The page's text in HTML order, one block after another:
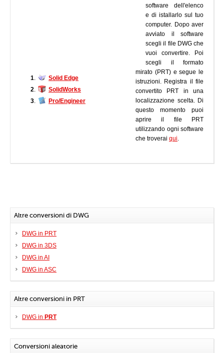
1
Solid Edge
2
SolidWorks
3
Pro/Engineer
software dell'elenco
e di istallarlo sul tuo
computer. Dopo aver
avviato il software
scegli il file DWG che
vuoi convertire. Poi
scegli il formato
mirato (PRT) e segue le
istruzioni. Registra il file
convertito PRT in una
localizzazione scelta. Di
questo momento puoi
aprire il file PRT
utilizzando ogni software
che troverai qui.
Altre conversioni di DWG
DWG in PRT
DWG in 3DS
DWG in AI
DWG in ASC
Altre conversioni in PRT
DWG in PRT
Conversioni aleatorie